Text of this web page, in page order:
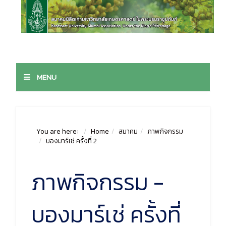
MENU
You are here: Home สมาคม
ภาพกิจกรรม
บองมาร์เช่ ครั้งที่ 2
ภาพกิจกรรม -
บองมาร์เช่ ครั้งที่